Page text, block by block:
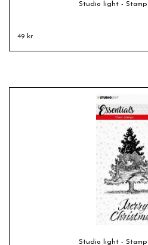
Studio light - Stamp
49 kr
Studio light - Stamp